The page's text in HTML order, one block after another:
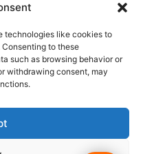
technologies like cookies to
to these
such as browsing behavior or
withdrawing consent, may
reservados @Crucerum |